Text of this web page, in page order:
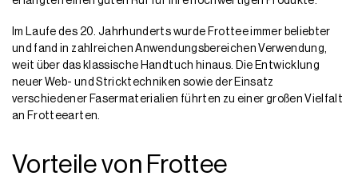
Im Laufe des 20. Jahrhunderts wurde Frottee immer beliebter
und fand in zahlreichen Anwendungsbereichen Verwendung,
weit über das klassische Handtuch hinaus. Die Entwicklung
neuer Web- und Stricktechniken sowie der Einsatz
verschiedener Fasermaterialien führten zu einer großen Vielfalt
an Frotteearten.
Vorteile von Frottee